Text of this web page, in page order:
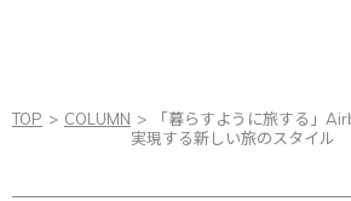
TOP COLUMN
「暮らすように旅する」
実現する新しい旅のスタイル